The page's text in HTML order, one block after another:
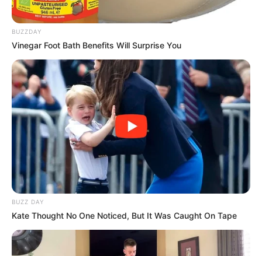
Desvantagens
4. Cola de Silicone
Vantagens
5. Cola Permanente Reposicionável
Vantagens
Desvantagens
6. Cola Spray
Vantagens
Desvantagens
7. Cola Universal
Vantagens
Desvantagens
8. Cola para tecido
Desvantagens
9. Cola E6000 e E600
BUZZDAY
Vinegar Foot Bath Benefits Will Surprise You
BUZZ DAY
Kate Thought No One Noticed, But It Was Caught On Tape